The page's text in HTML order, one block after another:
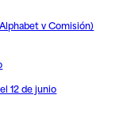
v Comisión)
12 de junio